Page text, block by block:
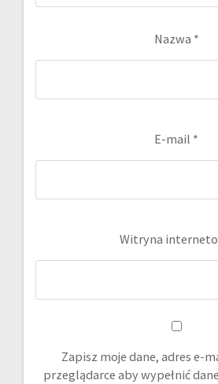
Nazwa *
E-mail *
Witryna
Zapisz moje dane, adres e-
przeglądarce aby wypełnić